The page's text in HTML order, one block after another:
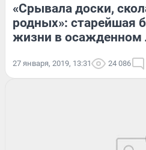
«Срывала доски,
родных»: старейшая
жизни в осажденном
27 января, 2019, 13:31 24 086